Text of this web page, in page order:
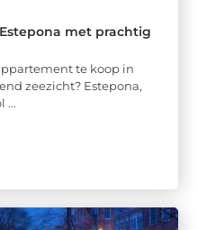
met prachtig
te koop in
zeezicht? Estepona,
...